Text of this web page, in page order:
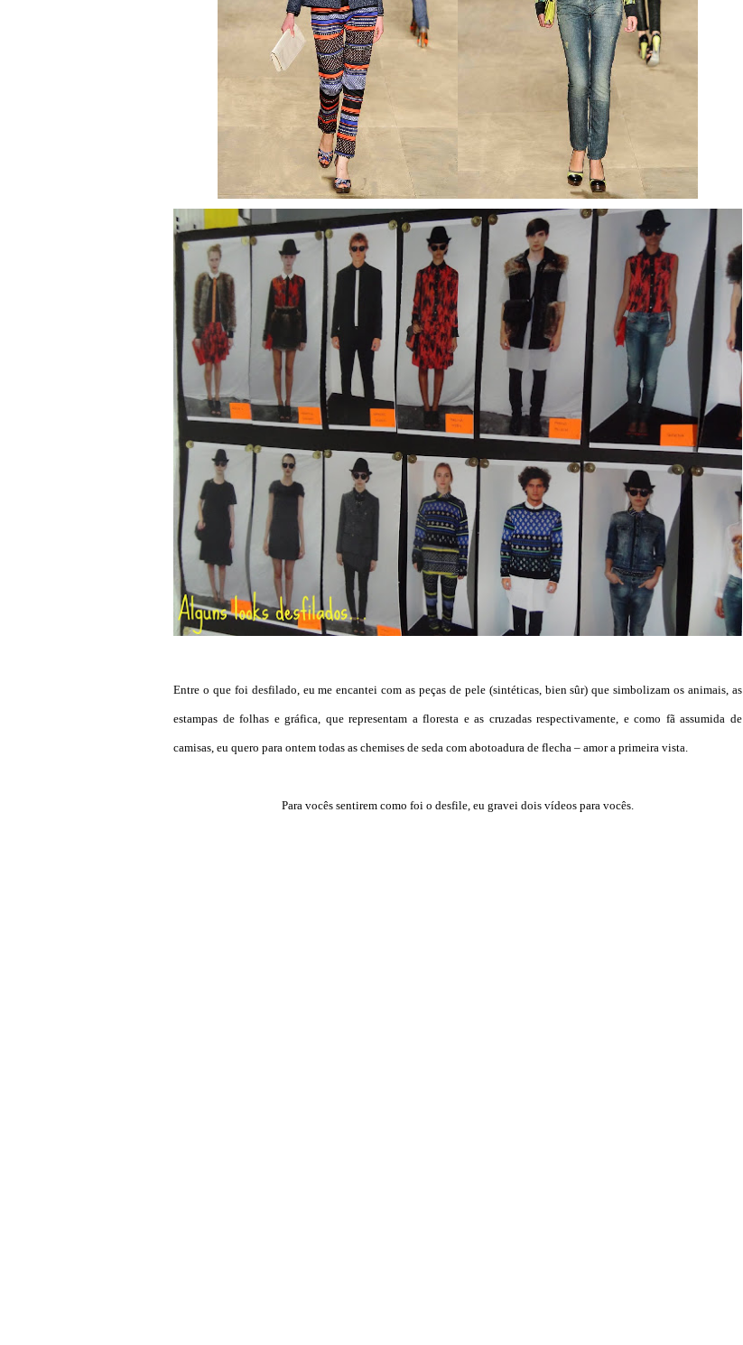
Entre o que foi desfilado, eu me encantei com as peças de pele (sintéticas, bien sûr) que simbolizam os animais, as
estampas de folhas e gráfica, que representam a floresta e as cruzadas respectivamente, e como fã assumida de
camisas, eu quero para ontem todas as chemises de seda com abotoadura de flecha – amor a primeira vista.
Para vocês sentirem como foi o desfile, eu gravei dois vídeos para vocês.